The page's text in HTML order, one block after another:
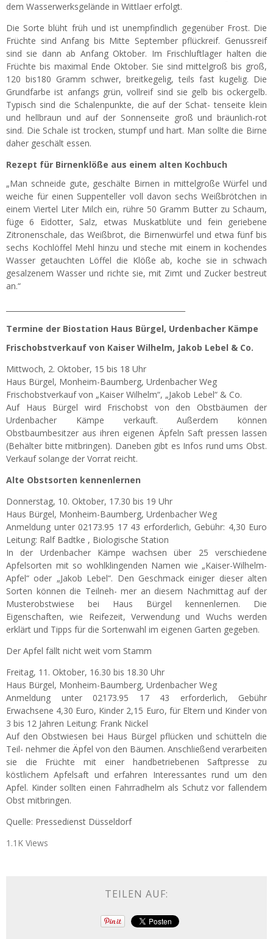
dem Wasserwerksgelände in Wittlaer erfolgt.
Die Sorte blüht früh und ist unempfindlich gegenüber Frost. Die
Früchte sind Anfang bis Mitte September pflückreif. Genussreif
sind sie dann ab Anfang Oktober. Im Frischluftlager halten die
Früchte bis maximal Ende Oktober. Sie sind mittelgroß bis groß,
120 bis180 Gramm schwer, breitkegelig, teils fast kugelig. Die
Grundfarbe ist anfangs grün, vollreif sind sie gelb bis ockergelb.
Typisch sind die Schalenpunkte, die auf der Schat- tenseite klein
und hellbraun und auf der Sonnenseite groß und bräunlich-rot
sind. Die Schale ist trocken, stumpf und hart. Man sollte die Birne
daher geschält essen.
Rezept für Birnenklöße aus einem alten Kochbuch
„Man schneide gute, geschälte Birnen in mittelgroße Würfel und
weiche für einen Suppenteller voll davon sechs Weißbrötchen in
einem Viertel Liter Milch ein, rühre 50 Gramm Butter zu Schaum,
füge 6 Eidotter, Salz, etwas Muskatblüte und fein geriebene
Zitronenschale, das Weißbrot, die Birnenwürfel und etwa fünf bis
sechs Kochlöffel Mehl hinzu und steche mit einem in kochendes
Wasser getauchten Löffel die Klöße ab, koche sie in schwach
gesalzenem Wasser und richte sie, mit Zimt und Zucker bestreut
an.“
Termine der Biostation Haus Bürgel, Urdenbacher Kämpe
Frischobstverkauf von Kaiser Wilhelm, Jakob Lebel & Co.
Mittwoch, 2. Oktober, 15 bis 18 Uhr
Haus Bürgel, Monheim-Baumberg, Urdenbacher Weg
Frischobstverkauf von „Kaiser Wilhelm“, „Jakob Lebel“ & Co.
Auf Haus Bürgel wird Frischobst von den Obstbäumen der
Urdenbacher Kämpe verkauft. Außerdem können
Obstbaumbesitzer aus ihren eigenen Äpfeln Saft pressen lassen
(Behälter bitte mitbringen). Daneben gibt es Infos rund ums Obst.
Verkauf solange der Vorrat reicht.
Alte Obstsorten kennenlernen
Donnerstag, 10. Oktober, 17.30 bis 19 Uhr
Haus Bürgel, Monheim-Baumberg, Urdenbacher Weg
Anmeldung unter 02173.95 17 43 erforderlich, Gebühr: 4,30 Euro
Leitung: Ralf Badtke , Biologische Station
In der Urdenbacher Kämpe wachsen über 25 verschiedene
Apfelsorten mit so wohlklingenden Namen wie „Kaiser-Wilhelm-
Apfel“ oder „Jakob Lebel“. Den Geschmack einiger dieser alten
Sorten können die Teilneh- mer an diesem Nachmittag auf der
Musterobstwiese bei Haus Bürgel kennenlernen. Die
Eigenschaften, wie Reifezeit, Verwendung und Wuchs werden
erklärt und Tipps für die Sortenwahl im eigenen Garten gegeben.
Der Apfel fällt nicht weit vom Stamm
Freitag, 11. Oktober, 16.30 bis 18.30 Uhr
Haus Bürgel, Monheim-Baumberg, Urdenbacher Weg
Anmeldung unter 02173.95 17 43 erforderlich, Gebühr
Erwachsene 4,30 Euro, Kinder 2,15 Euro, für Eltern und Kinder von
3 bis 12 Jahren Leitung: Frank Nickel
Auf den Obstwiesen bei Haus Bürgel pflücken und schütteln die
Teil- nehmer die Äpfel von den Bäumen. Anschließend verarbeiten
sie die Früchte mit einer handbetriebenen Saftpresse zu
köstlichem Apfelsaft und erfahren Interessantes rund um den
Apfel. Kinder sollten einen Fahrradhelm als Schutz vor fallendem
Obst mitbringen.
Quelle: Pressedienst Düsseldorf
1.1K Views
TEILEN AUF: